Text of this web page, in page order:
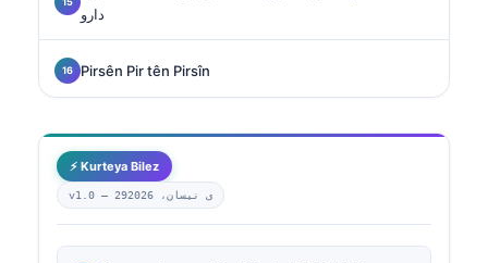
دارو
Pirsên Pir tên Pirsîn
⚡ Kurteya Bilez
v1.0 — 29ی نیسان، 2026